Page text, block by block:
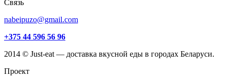
Связь
nabeipuzo@gmail.com
+375 44 596 56 96
2014 © Just-eat — доставка вкусной еды в городах Беларуси.
Проект